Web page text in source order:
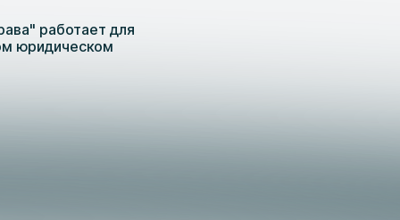
работает для
юридическом